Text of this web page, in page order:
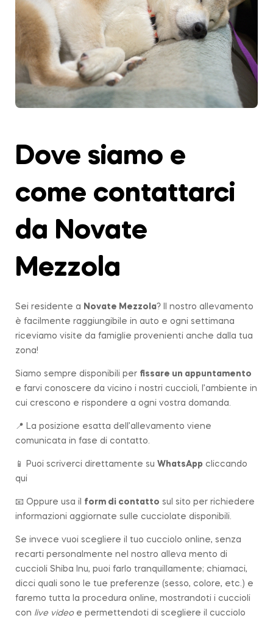
Dove siamo e
come contattarci
da Novate
Mezzola
Sei residente a Novate Mezzola? Il nostro allevamento
è facilmente raggiungibile in auto e ogni settimana
riceviamo visite da famiglie provenienti anche dalla tua
zona!
Siamo sempre disponibili per fissare un appuntamento
e farvi conoscere da vicino i nostri cuccioli, l’ambiente in
cui crescono e rispondere a ogni vostra domanda.
📍 La posizione esatta dell’allevamento viene
comunicata in fase di contatto.
📱 Puoi scriverci direttamente su WhatsApp cliccando
qui
📧 Oppure usa il form di contatto sul sito per richiedere
informazioni aggiornate sulle cucciolate disponibili.
Se invece vuoi scegliere il tuo cucciolo online, senza
recarti personalmente nel nostro alleva mento di
cuccioli Shiba Inu, puoi farlo tranquillamente; chiamaci,
dicci quali sono le tue preferenze (sesso, colore, etc.) e
faremo tutta la procedura online, mostrandoti i cuccioli
con live videoe permettendoti di scegliere il cucciolo